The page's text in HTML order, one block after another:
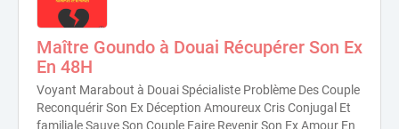
Maître Goundo à Douai Récupérer Son Ex
En 48H
Voyant Marabout à Douai Spécialiste Problème Des Couple
Reconquérir Son Ex Déception Amoureux Cris Conjugal Et
familiale Sauve Son Couple Faire Revenir Son Ex Amour En